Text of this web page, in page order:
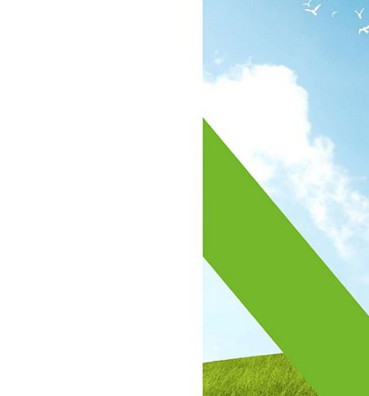
Das Marktmonitoring
veröffentlichenden
Nutzung von
Bioenergie genutzt
Potenziale gegeben.